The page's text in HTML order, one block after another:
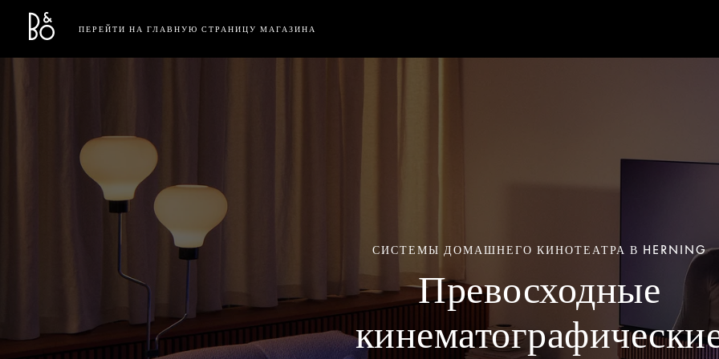
Bang & Olufsen - Exist to Create
Link Opens in New Tab
ПЕРЕЙТИ НА ГЛАВНУЮ СТРАНИЦУ МАГАЗИНА
СИСТЕМЫ ДОМАШНЕГО КИНОТЕАТРА В HERNING
Превосходные